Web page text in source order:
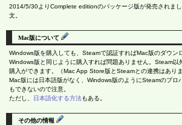
2014/5/30よりComplete editionのパッケージ版が発売されま
文。
Mac版について
Windows版を購入しても、Steamで認証すればMac版のダウン
Windows版と同じように購入すれば問題ありません。Steam以
購入ができます。（Mac App Store版とSteamとの連携はありま
Mac版には日本語版がなく、Windows版のようにSteamのプロ
もできないので注意。
ただし、 日本語化する方法もある。
その他の情報